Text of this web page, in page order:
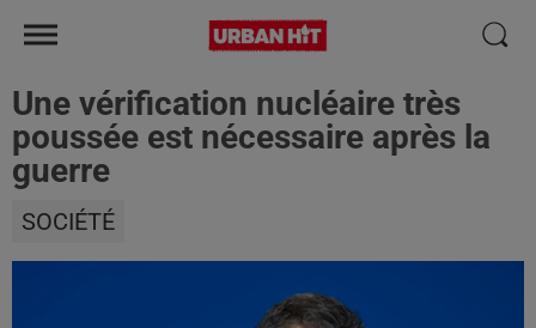
Une vérification nucléaire très
poussée est nécessaire après la
guerre
SOCIÉTÉ